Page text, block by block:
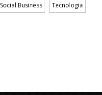
Social Business Tecnologia